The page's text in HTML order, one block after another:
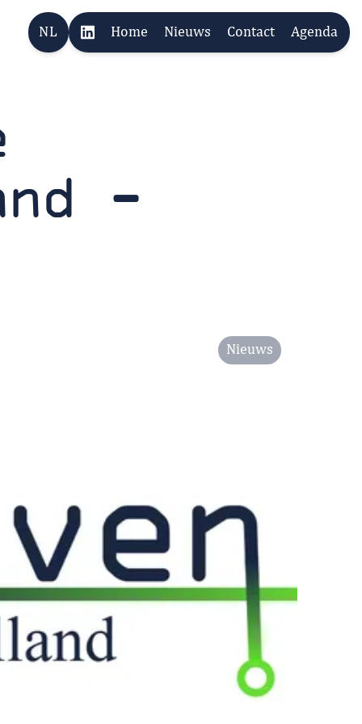
NL Home Nieuws Contact Agenda
-
Nieuws